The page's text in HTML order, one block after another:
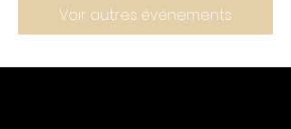
Voir autres événements